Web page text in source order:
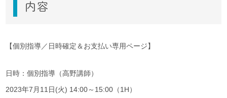
内容
【個別指導／日時確定＆お支払い専用ページ】
日時：個別指導（高野講師）
2023年7月11日(火) 14:00～15:00（1H）